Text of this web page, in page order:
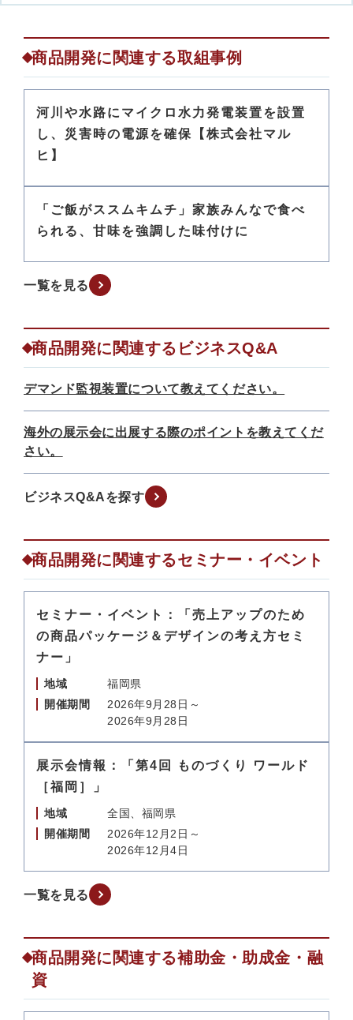
商品開発に関連する取組事例
河川や水路にマイクロ水力発電装置を設置
し、災害時の電源を確保【株式会社マル
ヒ】
「ご飯がススムキムチ」家族みんなで食べ
られる、甘味を強調した味付けに
一覧を見る
商品開発に関連するビジネスQ&A
デマンド監視装置について教えてください。
海外の展示会に出展する際のポイントを教えてくだ
さい。
ビジネスQ&Aを探す
商品開発に関連するセミナー・イベント
セミナー・イベント：「売上アップのため
の商品パッケージ＆デザインの考え方セミ
ナー」
地域
福岡県
開催期間
2026年9月28日～
2026年9月28日
展示会情報：「第4回 ものづくり ワールド
［福岡］」
地域
全国、福岡県
開催期間
2026年12月2日～
2026年12月4日
一覧を見る
商品開発に関連する補助金・助成金・融
資